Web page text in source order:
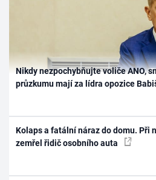
Nikdy nezpochybňujte voliče ANO,
průzkumu mají za lídra opozice
Kolaps a fatální náraz do domu. Při
zemřel řidič osobního auta